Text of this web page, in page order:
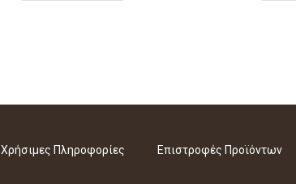
Χρήσιμες Πληροφορίες Επιστροφές Προϊόντων